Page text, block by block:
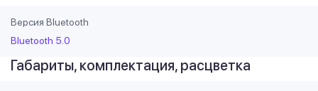
Версия Bluetooth
Bluetooth 5.0
Габариты, комплектация, расцветка